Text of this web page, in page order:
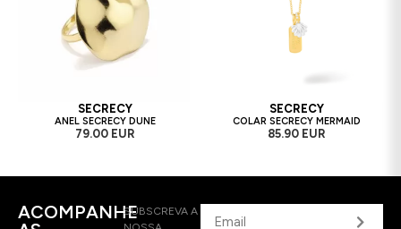
SECRECY
ANEL SECRECY DUNE
79.00 EUR
SECRECY
COLAR SECRECY MERMAID
85.90 EUR
ACOMPANHESUBSCREVA A